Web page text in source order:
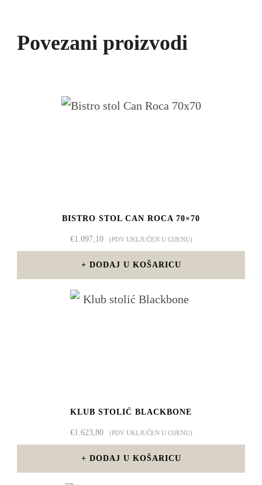
Povezani proizvodi
BISTRO STOL CAN ROCA 70×70
€1.097,10 (PDV UKLJUČEN U CIJENU)
DODAJ U KOŠARICU
KLUB STOLIĆ BLACKBONE
€1.623,80 (PDV UKLJUČEN U CIJENU)
DODAJ U KOŠARICU